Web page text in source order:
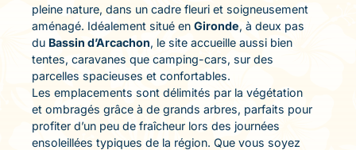
pleine nature, dans un cadre fleuri et soigneusement
aménagé. Idéalement situé en Gironde, à deux pas
du Bassin d’Arcachon, le site accueille aussi bien
tentes, caravanes que camping-cars, sur des
parcelles spacieuses et confortables.
Les emplacements sont délimités par la végétation
et ombragés grâce à de grands arbres, parfaits pour
profiter d’un peu de fraîcheur lors des journées
ensoleillées typiques de la région. Que vous soyez